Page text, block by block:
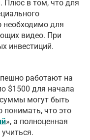
Плюс в том, что для
необходимо для
видео. При
инвестиций.
работают на
$1500 для начала
суммы могут быть
что это
», а полноценная